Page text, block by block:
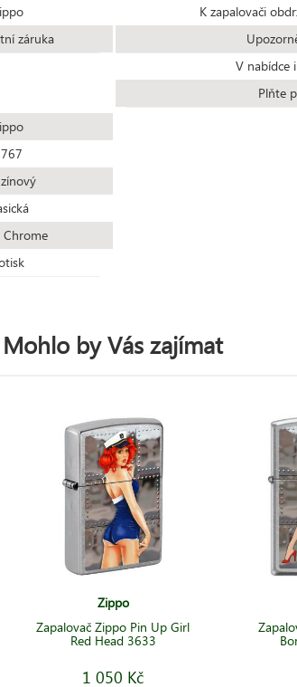
záruka
Chrome
K zapalovači
V nabídce
Plňte
Mohlo by Vás zajímat
Zippo
Zapalovač Zippo Pin Up Girl
Red Head 3633
1 050 Kč